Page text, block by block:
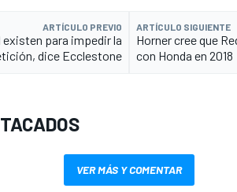
ARTÍCULO PREVIO
existen para impedir la
dice Ecclestone
ARTÍCULO SIGUIENTE
Horner cree que
con Honda en 2018
VER MÁS Y COMENTAR